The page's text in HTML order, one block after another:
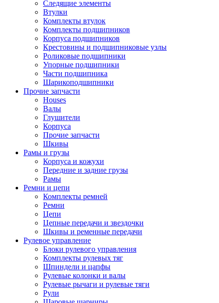
Следящие элементы
Втулки
Комплекты втулок
Комплекты подшипников
Корпуса подшипников
Крестовины и подшипниковые узлы
Роликовые подшипники
Упорные подшипники
Части подшипника
Шарикоподшипники
Прочие запчасти
Houses
Валы
Глушители
Корпуса
Прочие запчасти
Шкивы
Рамы и грузы
Корпуса и кожухи
Передние и задние грузы
Рамы
Ремни и цепи
Комплекты ремней
Ремни
Цепи
Цепные передачи и звездочки
Шкивы и ременные передачи
Рулевое управление
Блоки рулевого управления
Комплекты рулевых тяг
Шпиндели и цапфы
Рулевые колонки и валы
Рулевые рычаги и рулевые тяги
Рули